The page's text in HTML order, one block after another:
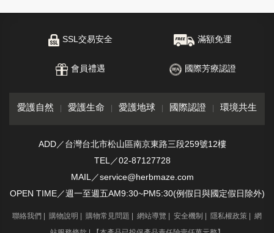
SSL交易安全 滿額免運
會員禮遇 國際芳療認證
愛護自然 愛護生命 愛護地球 國際認證 環境共生
ADD／台灣台北市松山區南京東路三段259號12樓
TEL／02-87127728
MAIL／service@herbmaze.com
OPEN TIME／週一至週五AM9:30~PM5:30(例假日與國定假日除外)
聯絡我們 購物說明 購物常見問題 網站導覽 安全機制 隱私權政策
網